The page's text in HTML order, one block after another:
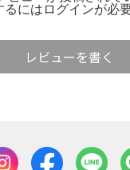
るには ログインが必
レビューを書く